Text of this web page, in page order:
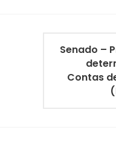
Senado –
Contas